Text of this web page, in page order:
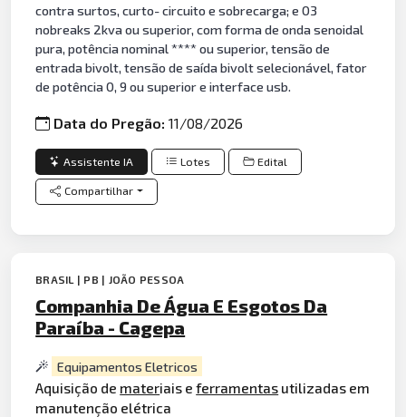
contra surtos, curto- circuito e sobrecarga; e 03
nobreaks 2kva ou superior, com forma de onda senoidal
pura, potência nominal **** ou superior, tensão de
entrada bivolt, tensão de saída bivolt selecionável, fator
de potência 0, 9 ou superior e interface usb.
Data do Pregão:11/08/2026
Assistente IA Lotes Edital
Compartilhar
BRASIL | PB | JOÃO PESSOA
Companhia De Água E Esgotos Da
Paraíba - Cagepa
Equipamentos Eletricos
Aquisição de materiais eferramentas utilizadas em
manutenção elétrica